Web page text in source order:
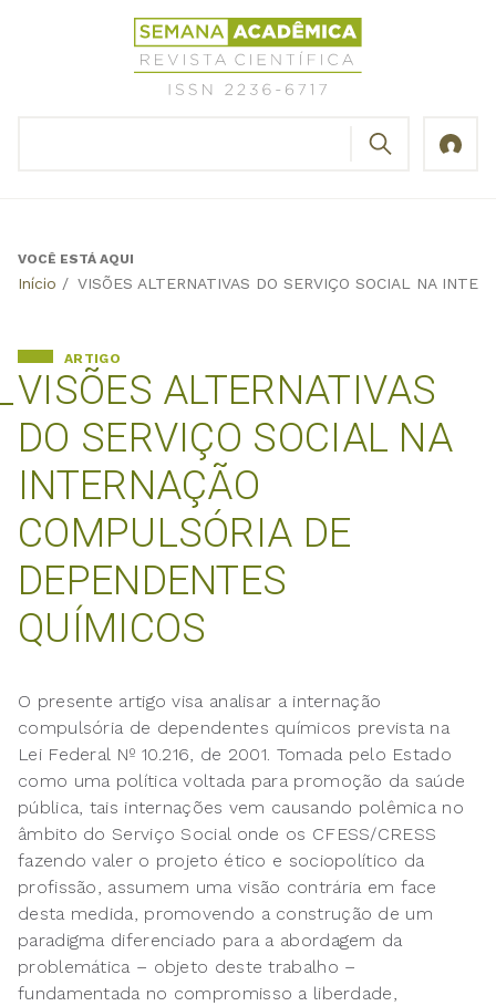
Revista
Científica
Semana
Back
VOCÊ ESTÁ AQUI
Início / VISÕES ALTERNATIVAS DO SERVIÇO SOCIAL NA
VISÕES ALTERNATIVAS
DO SERVIÇO SOCIAL NA
INTERNAÇÃO
COMPULSÓRIA DE
DEPENDENTES
QUÍMICOS
ARTIGO
O presente artigo visa analisar a internação
compulsória de dependentes químicos prevista na
Lei Federal Nº 10.216, de 2001. Tomada pelo Estado
como uma política voltada para promoção da saúde
pública, tais internações vem causando polêmica no
âmbito do Serviço Social onde os CFESS/CRESS
fazendo valer o projeto ético e sociopolítico da
profissão, assumem uma visão contrária em face
desta medida, promovendo a construção de um
paradigma diferenciado para a abordagem da
problemática – objeto deste trabalho –
fundamentada no compromisso a liberdade,